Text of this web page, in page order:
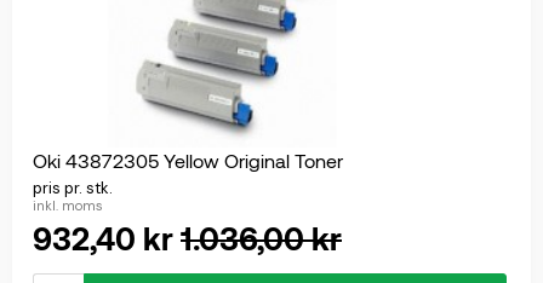
Oki 43872305 Yellow Original Toner
pris pr. stk.
inkl. moms
932,40 kr1.036,00 kr